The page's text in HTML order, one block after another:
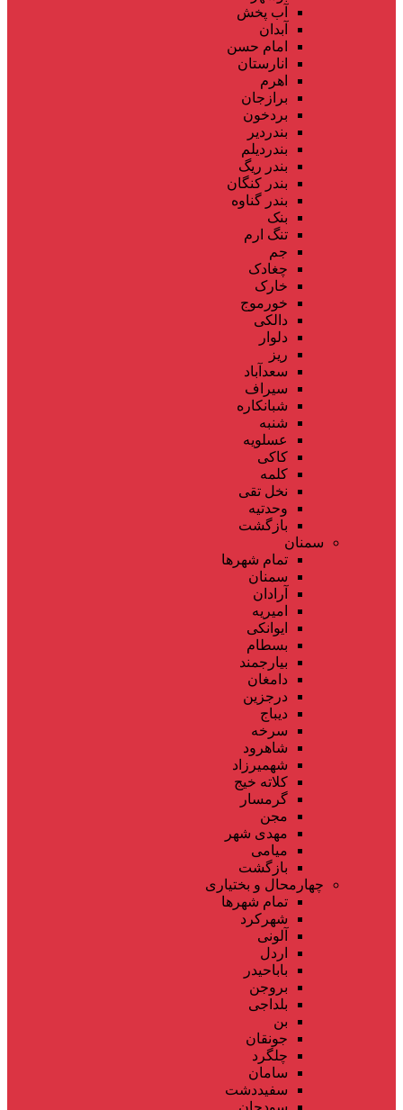
آب پخش
آبدان
امام حسن
انارستان
اهرم
برازجان
بردخون
بندردیر
بندردیلم
بندر ریگ
بندر کنگان
بندر گناوه
بنک
تنگ ارم
جم
چغادک
خارک
خورموج
دالکی
دلوار
ریز
سعدآباد
سیراف
شبانکاره
شنبه
عسلویه
کاکی
کلمه
نخل تقی
وحدتیه
بازگشت
سمنان
تمام شهر‌ها
سمنان
آرادان
امیریه
ایوانکی
بسطام
بیارجمند
دامغان
درجزین
دیباج
سرخه
شاهرود
شهمیرزاد
کلاته خیج
گرمسار
مجن
مهدی شهر
میامی
بازگشت
چهارمحال و بختیاری
تمام شهر‌ها
شهرکرد
آلونی
اردل
باباحیدر
بروجن
بلداجی
بن
جونقان
چلگرد
سامان
سفیددشت
سودجان